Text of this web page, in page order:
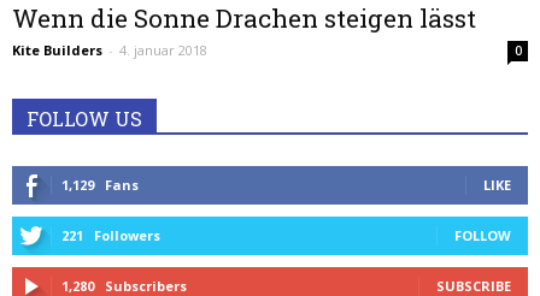
Wenn die Sonne Drachen steigen lässt
Kite Builders - 4. januar 2018 0
FOLLOW US
1,129 Fans LIKE
221 Followers FOLLOW
1,280 Subscribers SUBSCRIBE